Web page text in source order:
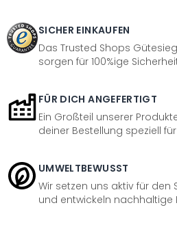
SICHER EINKAUFEN
Das Trusted Shops
sorgen für 100%ige
FÜR DICH ANGEFERTIGT
Ein Großteil unserer
deiner Bestellung speziell
UMWELTBEWUSST
Wir setzen uns aktiv für den
und entwickeln nachhaltige